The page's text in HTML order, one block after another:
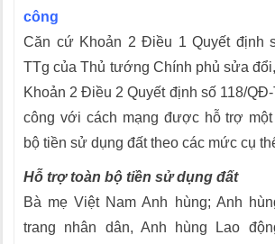
công
Căn cứ Khoản 2 Điều 1 Quyết định
TTg của Thủ tướng Chính phủ sửa
Khoản 2 Điều 2 Quyết định số 118/
công với cách mạng được hỗ trợ một
bộ tiền sử dụng đất theo các mức cụ
Hỗ trợ toàn bộ tiền sử dụng đất
Bà mẹ Việt Nam Anh hùng; Anh
trang nhân dân, Anh hùng Lao